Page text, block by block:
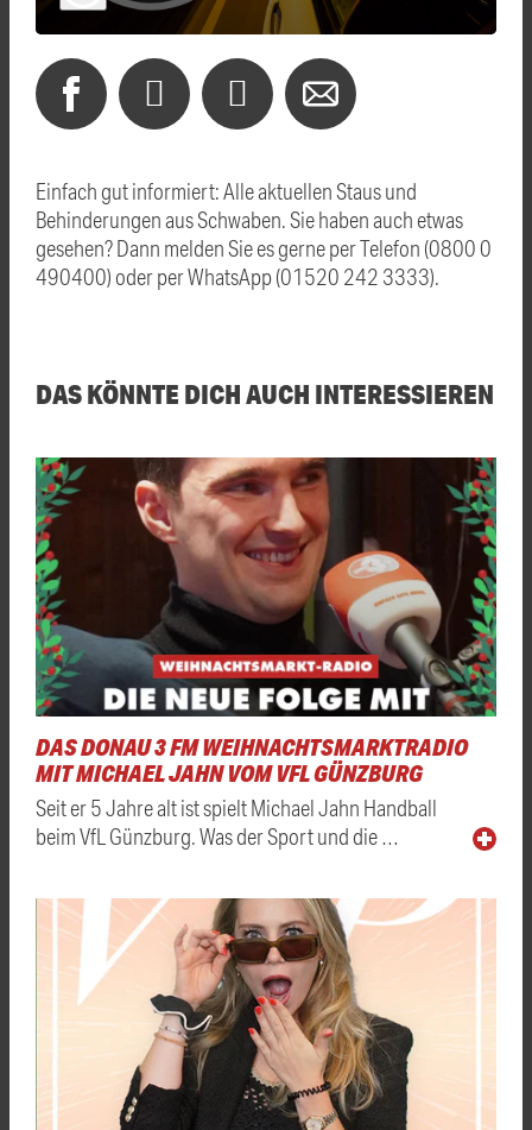
Einfach gut informiert: Alle aktuellen Staus und
Behinderungen aus Schwaben. Sie haben auch etwas
gesehen? Dann melden Sie es gerne per Telefon (0800 0
490400) oder per WhatsApp (01520 242 3333).
DAS KÖNNTE DICH AUCH INTERESSIEREN
DAS DONAU 3 FM WEIHNACHTSMARKTRADIO
MIT MICHAEL JAHN VOM VFL GÜNZBURG
Seit er 5 Jahre alt ist spielt Michael Jahn Handball
beim VfL Günzburg. Was der Sport und die …